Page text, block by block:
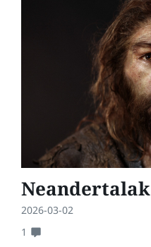
Neandertalak
2026-03-02
1